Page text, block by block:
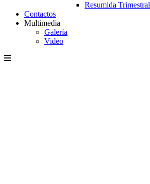
Resumida Trimestral
Contactos
Multimedia
Galería
Video